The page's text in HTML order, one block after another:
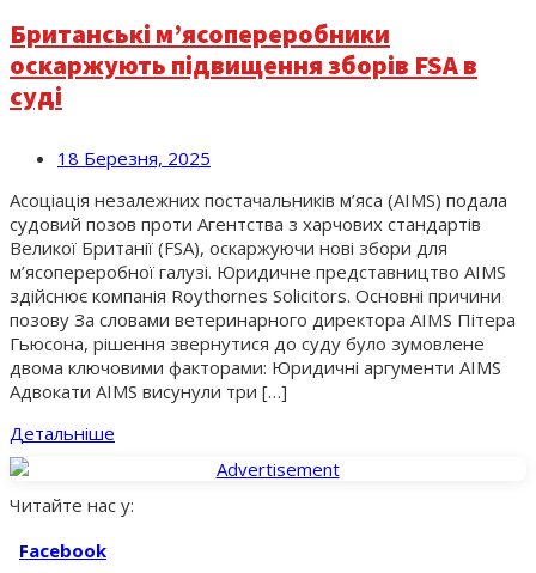
Британські м’ясопереробники
оскаржують підвищення зборів FSA в
суді
18 Березня, 2025
Асоціація незалежних постачальників м’яса (AIMS) подала
судовий позов проти Агентства з харчових стандартів
Великої Британії (FSA), оскаржуючи нові збори для
м’ясопереробної галузі. Юридичне представництво AIMS
здійснює компанія Roythornes Solicitors. Основні причини
позову За словами ветеринарного директора AIMS Пітера
Гьюсона, рішення звернутися до суду було зумовлене
двома ключовими факторами: Юридичні аргументи AIMS
Адвокати AIMS висунули три […]
Детальніше
Читайте нас у:
Facebook